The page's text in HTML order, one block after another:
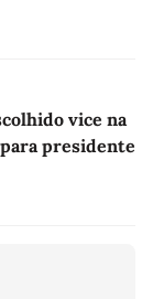
vice na
presidente